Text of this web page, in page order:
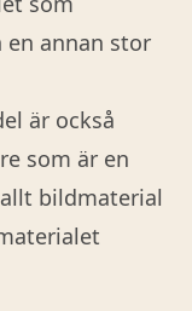
en annan stor
är också
som är en
bildmaterial